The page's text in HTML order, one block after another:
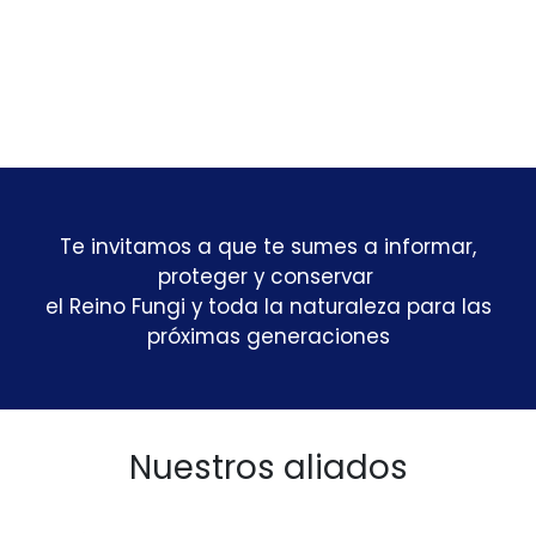
Te invitamos a que te sumes a informar,
proteger y conservar
el Reino Fungi y toda la naturaleza para las
próximas generaciones
Nuestros aliados